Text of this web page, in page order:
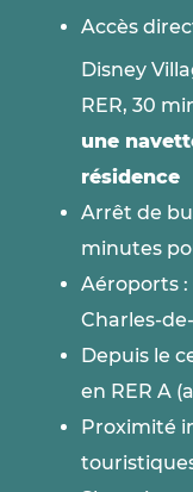
Accès
Disney
RER, 30
une
résidence
Arrêt de
minutes
Aéroports :
Charles-
Depuis le
en RER A
Proximité